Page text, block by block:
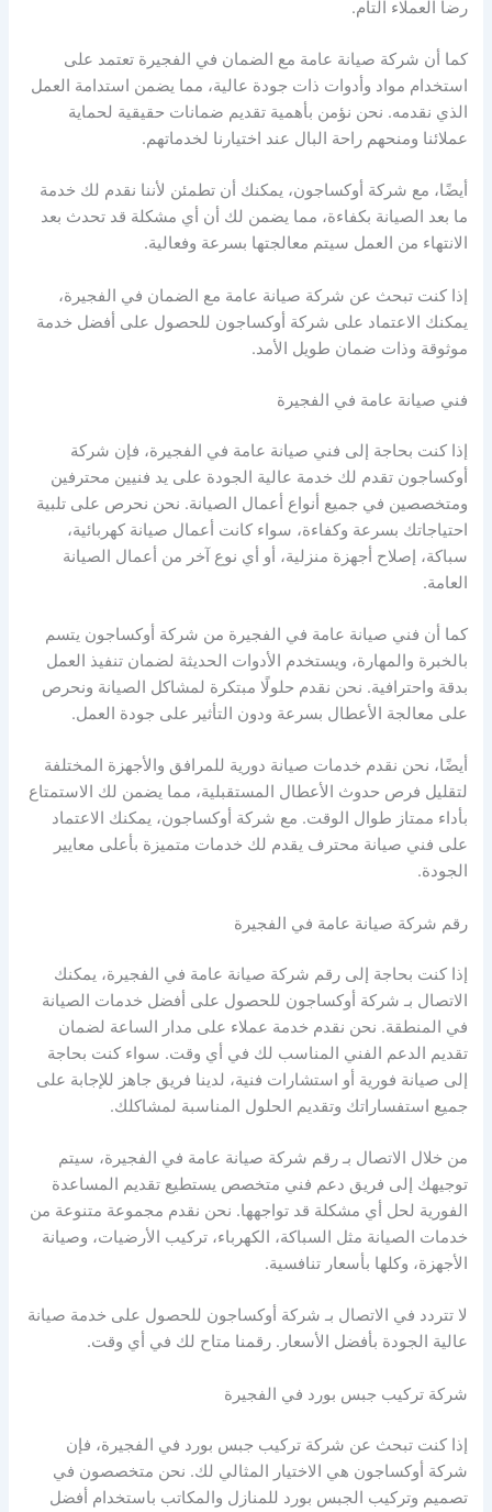
رضا العملاء التام.
كما أن شركة صيانة عامة مع الضمان في الفجيرة تعتمد على
استخدام مواد وأدوات ذات جودة عالية، مما يضمن استدامة العمل
الذي نقدمه. نحن نؤمن بأهمية تقديم ضمانات حقيقية لحماية
عملائنا ومنحهم راحة البال عند اختيارنا لخدماتهم.
أيضًا، مع شركة أوكساجون، يمكنك أن تطمئن لأننا نقدم لك خدمة
ما بعد الصيانة بكفاءة، مما يضمن لك أن أي مشكلة قد تحدث بعد
الانتهاء من العمل سيتم معالجتها بسرعة وفعالية.
إذا كنت تبحث عن شركة صيانة عامة مع الضمان في الفجيرة،
يمكنك الاعتماد على شركة أوكساجون للحصول على أفضل خدمة
موثوقة وذات ضمان طويل الأمد.
فني صيانة عامة في الفجيرة
إذا كنت بحاجة إلى فني صيانة عامة في الفجيرة، فإن شركة
أوكساجون تقدم لك خدمة عالية الجودة على يد فنيين محترفين
ومتخصصين في جميع أنواع أعمال الصيانة. نحن نحرص على تلبية
احتياجاتك بسرعة وكفاءة، سواء كانت أعمال صيانة كهربائية،
سباكة، إصلاح أجهزة منزلية، أو أي نوع آخر من أعمال الصيانة
العامة.
كما أن فني صيانة عامة في الفجيرة من شركة أوكساجون يتسم
بالخبرة والمهارة، ويستخدم الأدوات الحديثة لضمان تنفيذ العمل
بدقة واحترافية. نحن نقدم حلولًا مبتكرة لمشاكل الصيانة ونحرص
على معالجة الأعطال بسرعة ودون التأثير على جودة العمل.
أيضًا، نحن نقدم خدمات صيانة دورية للمرافق والأجهزة المختلفة
لتقليل فرص حدوث الأعطال المستقبلية، مما يضمن لك الاستمتاع
بأداء ممتاز طوال الوقت. مع شركة أوكساجون، يمكنك الاعتماد
على فني صيانة محترف يقدم لك خدمات متميزة بأعلى معايير
الجودة.
رقم شركة صيانة عامة في الفجيرة
إذا كنت بحاجة إلى رقم شركة صيانة عامة في الفجيرة، يمكنك
الاتصال بـ شركة أوكساجون للحصول على أفضل خدمات الصيانة
في المنطقة. نحن نقدم خدمة عملاء على مدار الساعة لضمان
تقديم الدعم الفني المناسب لك في أي وقت. سواء كنت بحاجة
إلى صيانة فورية أو استشارات فنية، لدينا فريق جاهز للإجابة على
جميع استفساراتك وتقديم الحلول المناسبة لمشاكلك.
من خلال الاتصال بـ رقم شركة صيانة عامة في الفجيرة، سيتم
توجيهك إلى فريق دعم فني متخصص يستطيع تقديم المساعدة
الفورية لحل أي مشكلة قد تواجهها. نحن نقدم مجموعة متنوعة من
خدمات الصيانة مثل السباكة، الكهرباء، تركيب الأرضيات، وصيانة
الأجهزة، وكلها بأسعار تنافسية.
لا تتردد في الاتصال بـ شركة أوكساجون للحصول على خدمة صيانة
عالية الجودة بأفضل الأسعار. رقمنا متاح لك في أي وقت.
شركة تركيب جبس بورد في الفجيرة
إذا كنت تبحث عن شركة تركيب جبس بورد في الفجيرة، فإن
شركة أوكساجون هي الاختيار المثالي لك. نحن متخصصون في
تصميم وتركيب الجبس بورد للمنازل والمكاتب باستخدام أفضل